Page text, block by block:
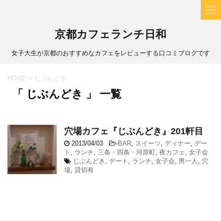
京都カフェランチ日和
女子大生が京都のおすすめなカフェをレビューする口コミブログです
HOME > じぶんどき
「 じぶんどき 」 一覧
穴場カフェ『じぶんどき』201軒目
2013/04/03 -BAR, スイーツ, ディナー, デー
ト , ランチ, 三条・四条・河原町, 夜カフェ , 女子会
じぶんどき , デート , ランチ, 女子会, 男一人 , 穴
場, 貸切有